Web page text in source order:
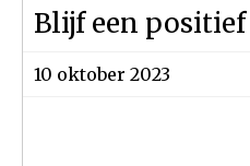
Blijf een
10 oktober 2023